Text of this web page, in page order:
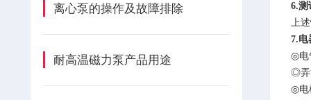
离心泵的操作及故障排除
耐高温磁力泵产品用途
6.测
上
7.电
◎电
◎弄
◎电